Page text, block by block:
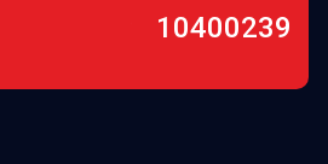
10400239